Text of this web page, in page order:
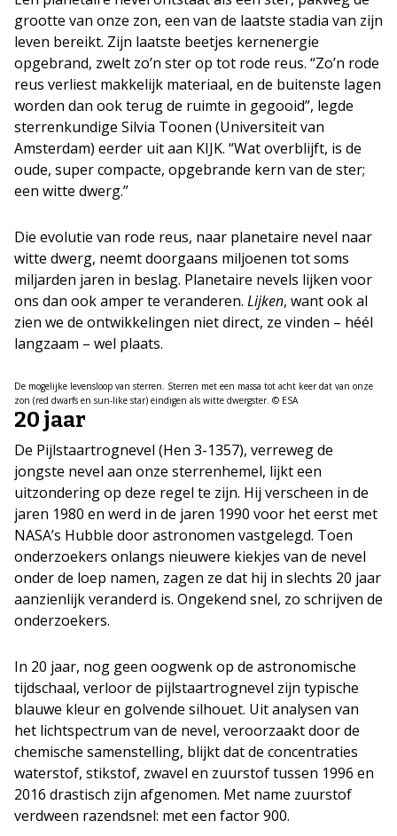
grootte van onze zon, een van de laatste stadia van zijn
leven bereikt. Zijn laatste beetjes kernenergie
opgebrand, zwelt zo’n ster op tot rode reus. “Zo’n rode
reus verliest makkelijk materiaal, en de buitenste lagen
worden dan ook terug de ruimte in gegooid”, legde
sterrenkundige Silvia Toonen (Universiteit van
Amsterdam) eerder uit aan KIJK. “Wat overblijft, is de
oude, super compacte, opgebrande kern van de ster;
een witte dwerg.”
Die evolutie van rode reus, naar planetaire nevel naar
witte dwerg, neemt doorgaans miljoenen tot soms
miljarden jaren in beslag. Planetaire nevels lijken voor
ons dan ook amper te veranderen. Lijken, want ook al
zien we de ontwikkelingen niet direct, ze vinden – héél
langzaam – wel plaats.
De mogelijke levensloop van sterren. Sterren met een massa tot acht keer dat van onze
zon (red dwarfs en sun-like star) eindigen als witte dwergster. © ESA
20 jaar
De Pijlstaartrognevel (Hen 3-1357), verreweg de
jongste nevel aan onze sterrenhemel, lijkt een
uitzondering op deze regel te zijn. Hij verscheen in de
jaren 1980 en werd in de jaren 1990 voor het eerst met
NASA’s Hubble door astronomen vastgelegd. Toen
onderzoekers onlangs nieuwere kiekjes van de nevel
onder de loep namen, zagen ze dat hij in slechts 20 jaar
aanzienlijk veranderd is. Ongekend snel, zo schrijven de
onderzoekers.
In 20 jaar, nog geen oogwenk op de astronomische
tijdschaal, verloor de pijlstaartrognevel zijn typische
blauwe kleur en golvende silhouet. Uit analysen van
het lichtspectrum van de nevel, veroorzaakt door de
chemische samenstelling, blijkt dat de concentraties
waterstof, stikstof, zwavel en zuurstof tussen 1996 en
2016 drastisch zijn afgenomen. Met name zuurstof
verdween razendsnel: met een factor 900.